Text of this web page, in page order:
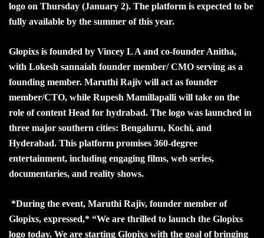
logo on Thursday (January 2). The platform is expected to be
fully available by the summer of this year.
Glopixs is founded by Vincey L A and co-founder Anitha,
with Lokesh sannaiah founder member/ CMO serving as a
founding member. Maruthi Rajiv will act as founder
member/CTO, while Rupesh Mamillapalli will take on the
role of content Head for hydrabad. The logo was launched in
three major southern cities: Bengaluru, Kochi, and
Hyderabad. This platform promises 360-degree
entertainment, including engaging films, web series,
documentaries, and reality shows.
*During the event, Maruthi Rajiv, founder member of
Glopixs, expressed,* “We are thrilled to launch the Glopixs
logo today. We are starting Glopixs with the goal of bringing